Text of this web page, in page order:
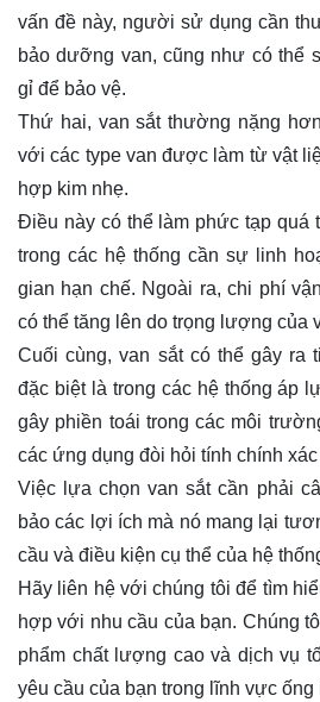
vấn đề này, người sử dụng cần
bảo dưỡng van, cũng như có thể
gỉ để bảo vệ.
Thứ hai, van sắt thường nặng
với các type van được làm từ vật
hợp kim nhẹ.
Điều này có thể làm phức tạp quá
trong các hệ thống cần sự linh
gian hạn chế. Ngoài ra, chi phí
có thể tăng lên do trọng lượng của
Cuối cùng, van sắt có thể gây ra
đặc biệt là trong các hệ thống áp
gây phiền toái trong các môi
các ứng dụng đòi hỏi tính chính xác
Việc lựa chọn van sắt cần phải
bảo các lợi ích mà nó mang lại
cầu và điều kiện cụ thể của hệ
Hãy liên hệvới chúng tôi để tìm
hợp với nhu cầu của bạn. Chúng
phẩm chất lượng cao và dịch vụ
yêu cầu của bạn trong lĩnh vực ống